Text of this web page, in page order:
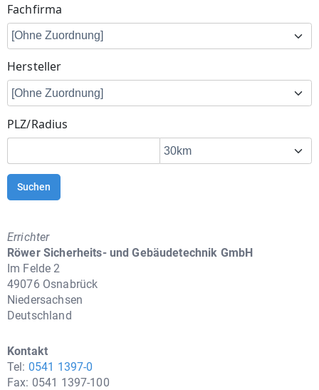
Fachfirma
Hersteller
PLZ/Radius
Suchen
Errichter
Röwer Sicherheits- und Gebäudetechnik GmbH
Im Felde 2
49076 Osnabrück
Niedersachsen
Deutschland
Kontakt
Tel: 0541 1397-0
Fax: 0541 1397-100